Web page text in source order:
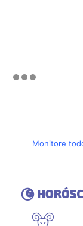
Monitore